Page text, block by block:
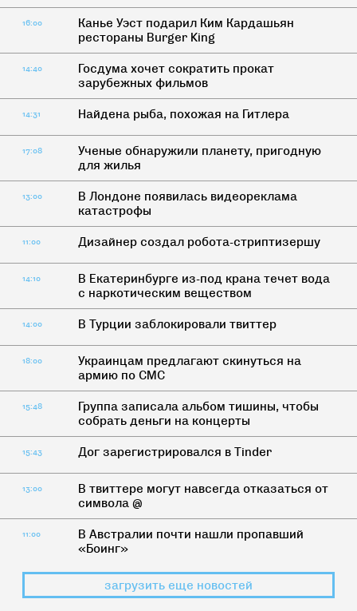
16:00
Канье Уэст подарил Ким Кардашьян
рестораны Burger King
14:40
Госдума хочет сократить прокат
зарубежных фильмов
14:31 Найдена рыба, похожая на Гитлера
17:08
Ученые обнаружили планету, пригодную
для жилья
13:00
В Лондоне появилась видеореклама
катастрофы
11:00 Дизайнер создал робота-стриптизершу
14:10
В Екатеринбурге из-под крана течет вода
с наркотическим веществом
14:00 В Турции заблокировали твиттер
18:00
Украинцам предлагают скинуться на
армию по СМС
15:48
Группа записала альбом тишины, чтобы
собрать деньги на концерты
15:43 Дог зарегистрировался в Tinder
13:00
В твиттере могут навсегда отказаться от
символа @
11:00
В Австралии почти нашли пропавший
«Боинг»
загрузить еще новостей